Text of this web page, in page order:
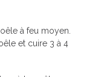
à feu moyen.
et cuire 3 à 4